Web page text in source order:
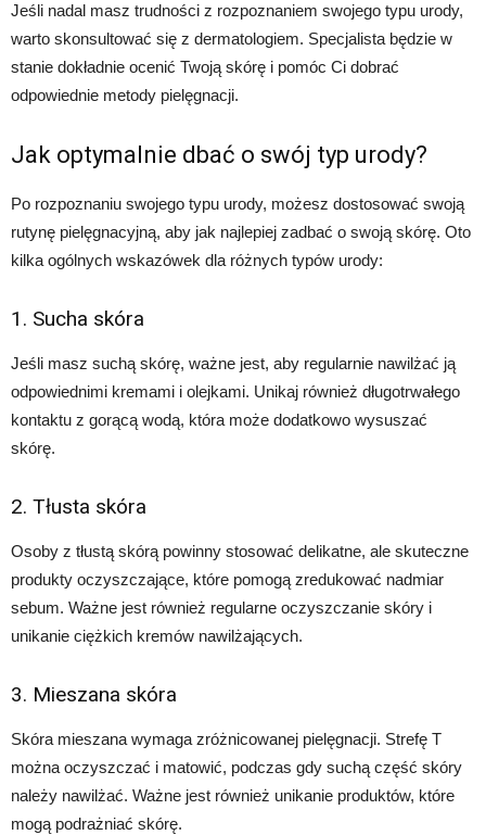
Jeśli nadal masz trudności z rozpoznaniem swojego typu urody,
warto skonsultować się z dermatologiem. Specjalista będzie w
stanie dokładnie ocenić Twoją skórę i pomóc Ci dobrać
odpowiednie metody pielęgnacji.
Jak optymalnie dbać o swój typ urody?
Po rozpoznaniu swojego typu urody, możesz dostosować swoją
rutynę pielęgnacyjną, aby jak najlepiej zadbać o swoją skórę. Oto
kilka ogólnych wskazówek dla różnych typów urody:
1. Sucha skóra
Jeśli masz suchą skórę, ważne jest, aby regularnie nawilżać ją
odpowiednimi kremami i olejkami. Unikaj również długotrwałego
kontaktu z gorącą wodą, która może dodatkowo wysuszać
skórę.
2. Tłusta skóra
Osoby z tłustą skórą powinny stosować delikatne, ale skuteczne
produkty oczyszczające, które pomogą zredukować nadmiar
sebum. Ważne jest również regularne oczyszczanie skóry i
unikanie ciężkich kremów nawilżających.
3. Mieszana skóra
Skóra mieszana wymaga zróżnicowanej pielęgnacji. Strefę T
można oczyszczać i matowić, podczas gdy suchą część skóry
należy nawilżać. Ważne jest również unikanie produktów, które
mogą podrażniać skórę.